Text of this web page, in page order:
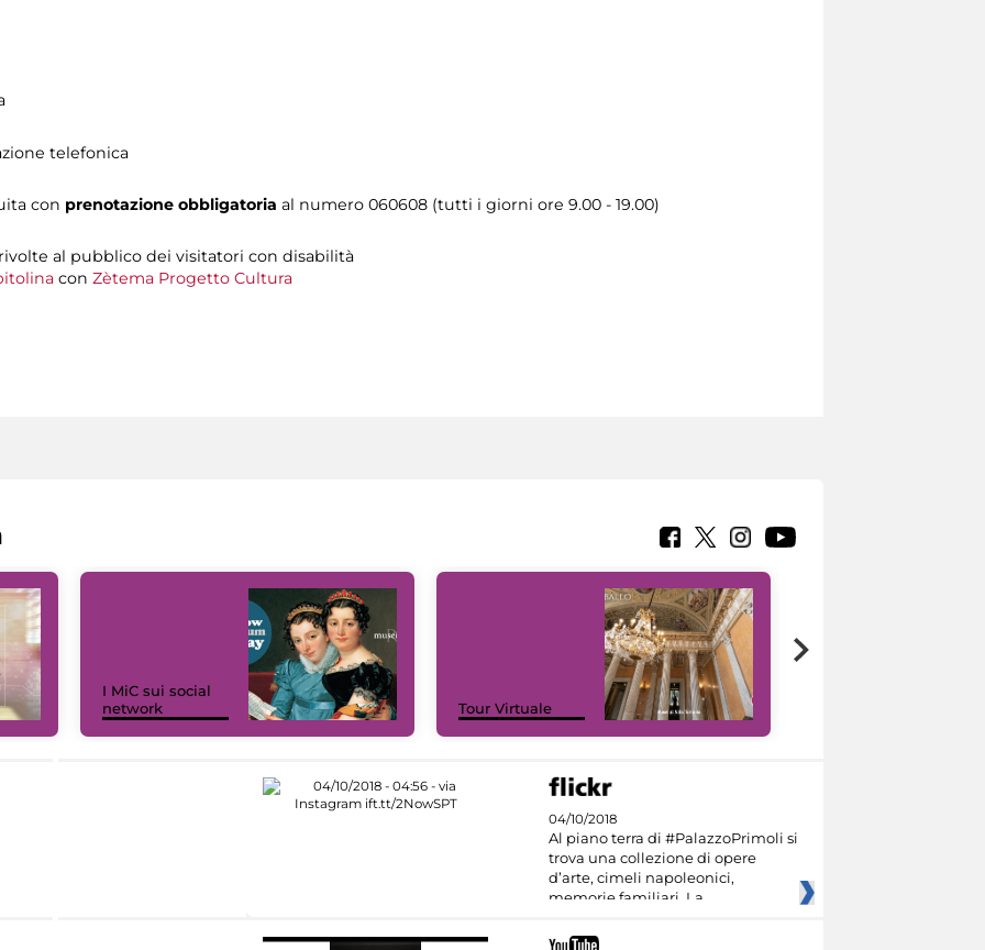
telefonica
con prenotazione obbligatoria al numero 060608 (tutti i giorni ore 9.00 - 19.00)
al pubblico dei visitatori con disabilità
con Zètema Progetto Cultura
I MiC sui social
network
Tour Virtuale
04/10/2018
Al piano terra di #PalazzoPrimoli si
trova una collezione di opere
d’arte, cimeli napoleonici,
memorie familiari. La